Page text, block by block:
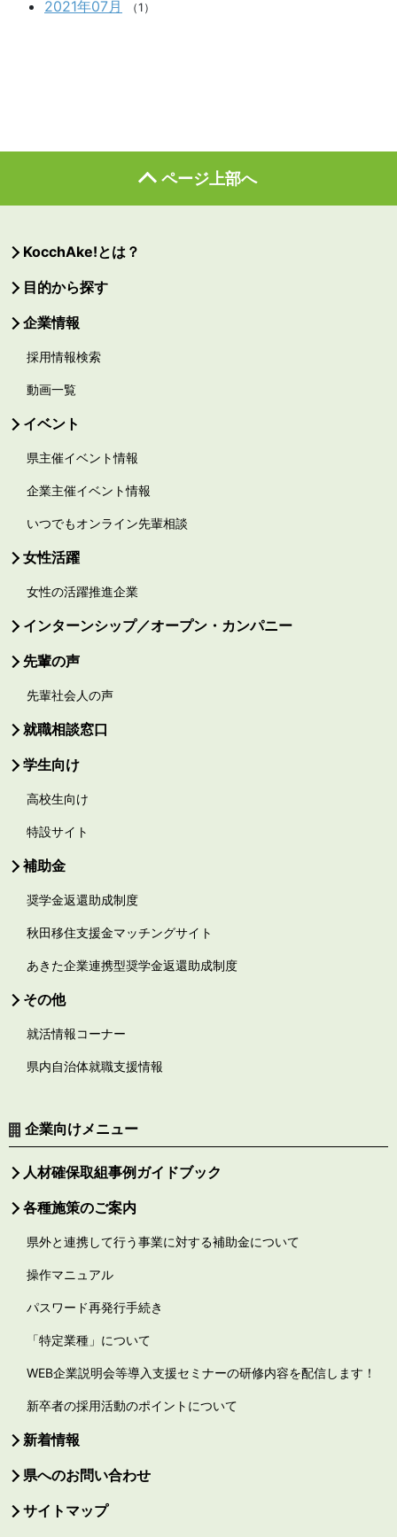
2021年07月 （1）
ページ上部へ
KocchAke!とは？
目的から探す
企業情報
採用情報検索
動画一覧
イベント
県主催イベント情報
企業主催イベント情報
いつでもオンライン先輩相談
女性活躍
女性の活躍推進企業
インターンシップ／オープン・カンパニー
先輩の声
先輩社会人の声
就職相談窓口
学生向け
高校生向け
特設サイト
補助金
奨学金返還助成制度
秋田移住支援金マッチングサイト
あきた企業連携型奨学金返還助成制度
その他
就活情報コーナー
県内自治体就職支援情報
企業向けメニュー
人材確保取組事例ガイドブック
各種施策のご案内
県外と連携して行う事業に対する補助金について
操作マニュアル
パスワード再発行手続き
「特定業種」について
WEB企業説明会等導入支援セミナーの研修内容を配信します！
新卒者の採用活動のポイントについて
新着情報
県へのお問い合わせ
サイトマップ